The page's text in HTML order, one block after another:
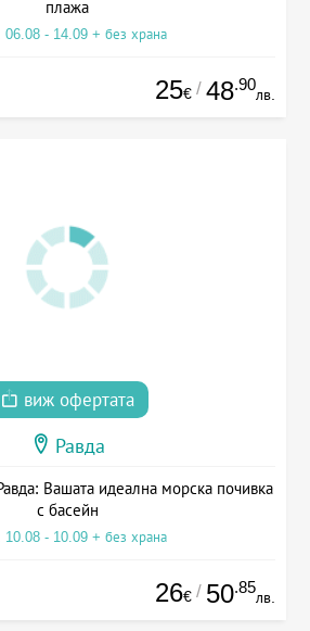
плажа
06.08 - 14.09 + без храна
25€ / 48.90
лв.
виж офертата
Равда
Вашата идеална морска почивка
с басейн
10.08 - 10.09 + без храна
26€ / 50.85
лв.